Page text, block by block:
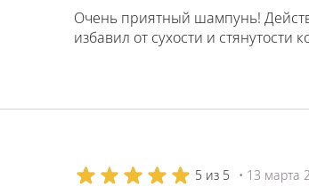
Очень приятный шампунь!
избавил от сухости и
5 из 5 • 13 марта